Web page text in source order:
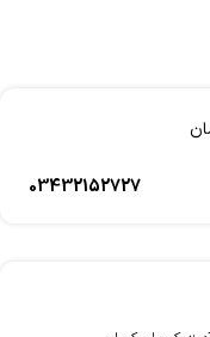
03432152727